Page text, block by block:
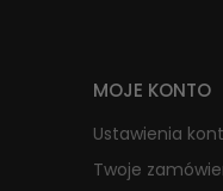
MOJE KONTO
Ustawienia
Twoje